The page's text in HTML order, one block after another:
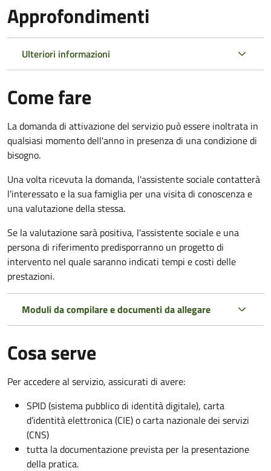
Approfondimenti
Ulteriori informazioni
Come fare
La domanda di attivazione del servizio può essere inoltrata in
qualsiasi momento dell'anno in presenza di una condizione di
bisogno.
Una volta ricevuta la domanda, l'assistente sociale contatterà
l'interessato e la sua famiglia per una visita di conoscenza e
una valutazione della stessa.
Se la valutazione sarà positiva, l'assistente sociale e una
persona di riferimento predisporranno un progetto di
intervento nel quale saranno indicati tempi e costi delle
prestazioni.
Moduli da compilare e documenti da allegare
Cosa serve
Per accedere al servizio, assicurati di avere:
SPID (sistema pubblico di identità digitale), carta
d’identità elettronica (CIE) o carta nazionale dei servizi
(CNS)
tutta la documentazione prevista per la presentazione
della pratica.